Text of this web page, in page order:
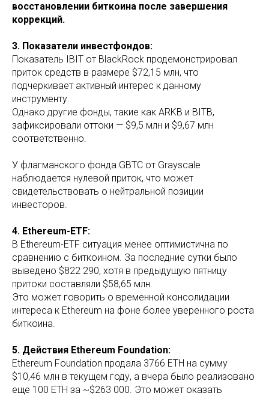
восстановлении биткоина после завершения
коррекций.
3. Показатели инвестфондов:
Показатель IBIT от BlackRock продемонстрировал
приток средств в размере $72,15 млн, что
подчеркивает активный интерес к данному
инструменту.
Однако другие фонды, такие как ARKB и BITB,
зафиксировали оттоки — $9,5 млн и $9,67 млн
соответственно.
У флагманского фонда GBTC от Grayscale
наблюдается нулевой приток, что может
свидетельствовать о нейтральной позиции
инвесторов.
4. Ethereum-ETF:
В Ethereum-ETF ситуация менее оптимистична по
сравнению с биткоином. За последние сутки было
выведено $822 290, хотя в предыдущую пятницу
притоки составляли $58,65 млн.
Это может говорить о временной консолидации
интереса к Ethereum на фоне более уверенного роста
биткоина.
5. Действия Ethereum Foundation:
Ethereum Foundation продала 3766 ETH на сумму
$10,46 млн в текущем году, а вчера было реализовано
еще 100 ETH за ~$263 000. Это может оказать